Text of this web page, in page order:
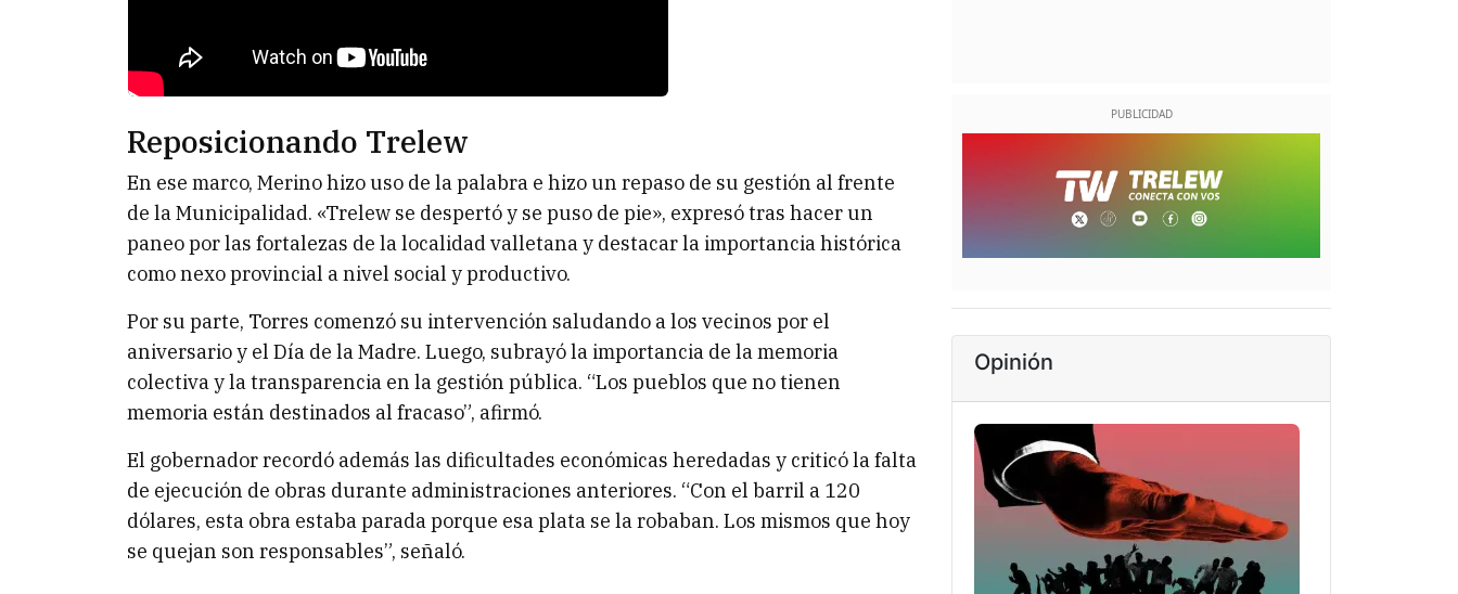
Reposicionando Trelew
En ese marco, Merino hizo uso de la palabra e hizo un repaso de su gestión al frente
de la Municipalidad. «Trelew se despertó y se puso de pie», expresó tras hacer un
paneo por las fortalezas de la localidad valletana y destacar la importancia histórica
como nexo provincial a nivel social y productivo.
Por su parte, Torres comenzó su intervención saludando a los vecinos por el
aniversario y el Día de la Madre. Luego, subrayó la importancia de la memoria
colectiva y la transparencia en la gestión pública. “Los pueblos que no tienen
memoria están destinados al fracaso”, afirmó.
El gobernador recordó además las dificultades económicas heredadas y criticó la falta
de ejecución de obras durante administraciones anteriores. “Con el barril a 120
dólares, esta obra estaba parada porque esa plata se la robaban. Los mismos que hoy
se quejan son responsables”, señaló.
Opinión